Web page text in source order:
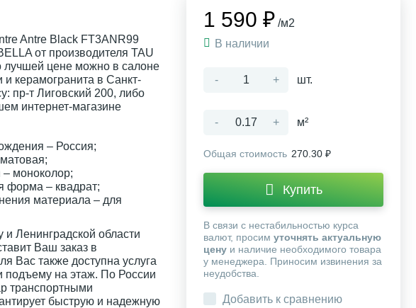
Antre Black FT3ANR99
от производителя TAU
лучшей цене можно в салоне
и керамогранита в Санкт-
пр-т Лиговский 200, либо
интернет-магазине
– Россия;
– моноколор;
форма – квадрат;
материала – для
и Ленинградской области
Ваш заказ в
Вас также доступна услуга
подъему на этаж. По России
транспортными
быструю и надежную
1 590 ₽ /м2
В наличии
- + шт.
- + м²
Общая стоимость 270.30 ₽
Купить
В связи с нестабильностью курса
валют, просим уточнять актуальную
цену и наличие необходимого товара
у менеджера. Приносим извинения за
неудобства.
Добавить к сравнению